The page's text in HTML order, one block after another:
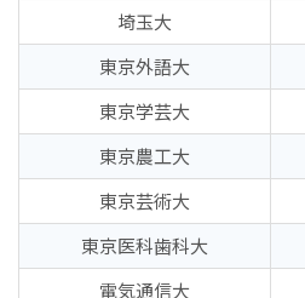
埼玉大
東京外語大
東京学芸大
東京農工大
東京芸術大
東京医科歯科大
電気通信大